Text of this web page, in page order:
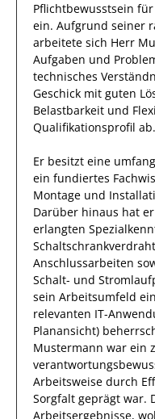
Pflichtbewusstsein für
ein. Aufgrund seiner
arbeitete sich Herr
Aufgaben und
technisches
Geschick mit guten
Belastbarkeit und
Qualifikationsprofil ab.
Er besitzt eine
ein fundiertes
Montage und
Darüber hinaus hat er
erlangten
Anschlussarbeiten
Schalt- und
sein Arbeitsumfeld
relevanten IT-
Planansicht)
Mustermann war ein
Arbeitsweise durch
Sorgfalt geprägt war.
Arbeitsergebnisse,